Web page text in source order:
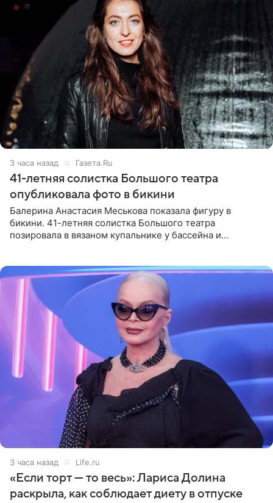
3 часа назад Газета.Ru
41-летняя солистка Большого театра
опубликовала фото в бикини
Балерина Анастасия Меськова показала фигуру в
бикини. 41-летняя солистка Большого театра
позировала в вязаном купальнике у бассейна и
3 часа назад Life.ru
«Если торт — то весь»: Лариса Долина
раскрыла, как соблюдает диету в отпуске